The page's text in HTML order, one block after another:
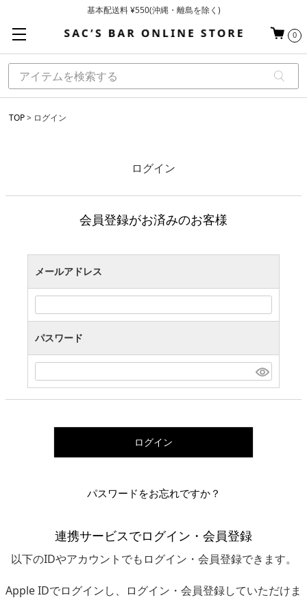
基本配送料 ¥550(沖縄・離島を除く)
お買い上げ合計¥3,980以上で送料無料
0
TOP ログイン
ログイン
会員登録がお済みのお客様
メールアドレス
パスワード
ログイン
パスワードをお忘れですか？
連携サービスでログイン・会員登録
以下のIDやアカウントでもログイン・会員登録できます。
Apple IDでログインし、ログイン・会員登録していただけま